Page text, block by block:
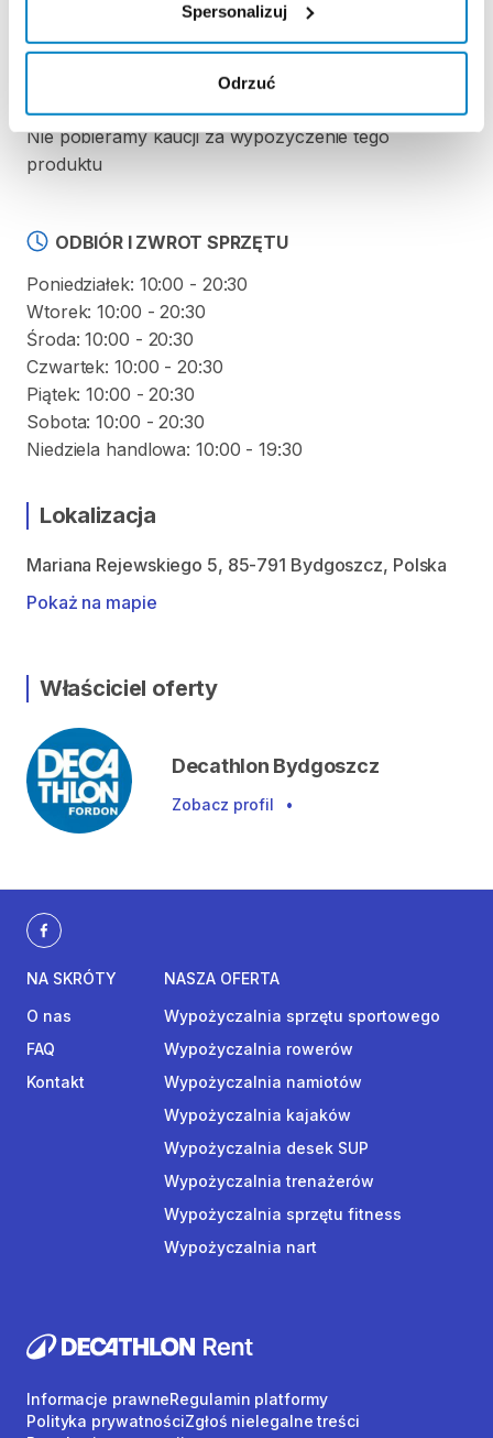
Spersonalizuj
Odrzuć
Regulamin wypożyczalni
Nie pobieramy kaucji za wypożyczenie tego
produktu
ODBIÓR I ZWROT SPRZĘTU
Poniedziałek: 10:00 - 20:30
Wtorek: 10:00 - 20:30
Środa: 10:00 - 20:30
Czwartek: 10:00 - 20:30
Piątek: 10:00 - 20:30
Sobota: 10:00 - 20:30
Niedziela handlowa: 10:00 - 19:30
Lokalizacja
Mariana Rejewskiego 5, 85-791 Bydgoszcz, Polska
Pokaż na mapie
Właściciel oferty
Decathlon Bydgoszcz
Zobacz profil •
NA SKRÓTY
O nas
FAQ
Kontakt
NASZA OFERTA
Wypożyczalnia sprzętu sportowego
Wypożyczalnia rowerów
Wypożyczalnia namiotów
Wypożyczalnia kajaków
Wypożyczalnia desek SUP
Wypożyczalnia trenażerów
Wypożyczalnia sprzętu fitness
Wypożyczalnia nart
Informacje prawneRegulamin platformy
Polityka prywatnościZgłoś nielegalne treści